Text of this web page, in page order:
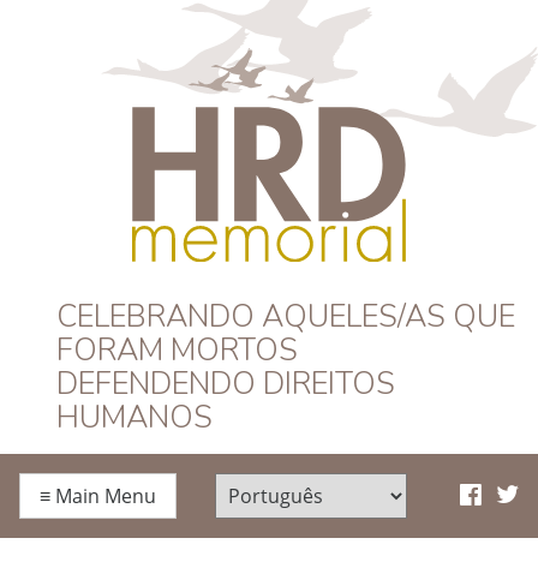
HRD Memorial –
Português
CELEBRANDO AQUELES/AS QUE
FORAM MORTOS
DEFENDENDO DIREITOS
HUMANOS
≡ Main Menu